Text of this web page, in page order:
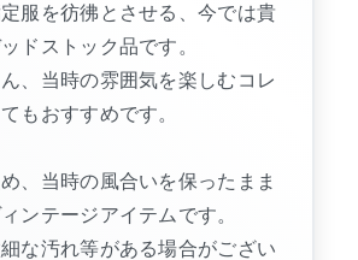
服を彷彿とさせる、今では貴
ドストック品です。
、当時の雰囲気を楽しむコレ
もおすすめです。
、当時の風合いを保ったまま
ンテージアイテムです。
な汚れ等がある場合がござい